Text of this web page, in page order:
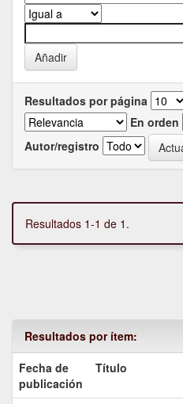
Resultados por página
En orden
Autor/registro
Resultados 1-1 de 1.
Resultados por ítem:
Fecha de
publicación
Título